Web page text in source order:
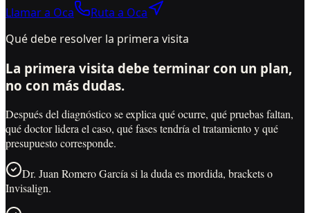
Llamar a Oca
Ruta a Oca
Qué debe resolver la primera visita
La primera visita debe terminar con un plan,
no con más dudas.
Después del diagnóstico se explica qué ocurre, qué pruebas faltan,
qué doctor lidera el caso, qué fases tendría el tratamiento y qué
presupuesto corresponde.
Dr. Juan Romero García si la duda es mordida, brackets o
Invisalign.